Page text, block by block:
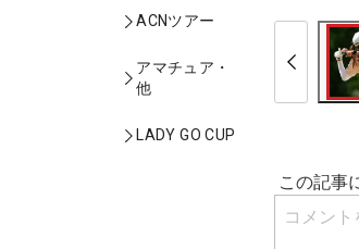
ACNツアー
アマチュア・
他
LADY GO CUP